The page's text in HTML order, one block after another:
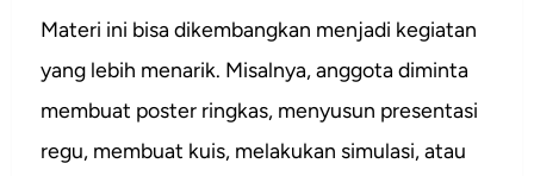
Materi ini bisa dikembangkan menjadi kegiatan
yang lebih menarik. Misalnya, anggota diminta
membuat poster ringkas, menyusun presentasi
regu, membuat kuis, melakukan simulasi, atau